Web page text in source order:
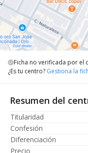
Ficha no verificada por el
¿Es tu centro? Gestiona la
Resumen del
Titularidad
Confesión
Diferenciación
Precio